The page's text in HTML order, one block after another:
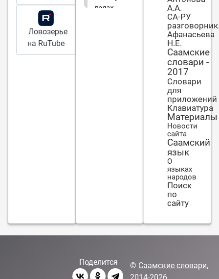
Ловозерье
на RuTube
делах.
А.А.
СА-РУ
Афанасьева
Н.Е.
Саамские
словари -
2017
Словари
для
приложений
Клавиатура
Материалы
Новости
сайта
Саамский
язык
О
языках
народов
Поиск
по
сайту
Поделится © Саамские словари,